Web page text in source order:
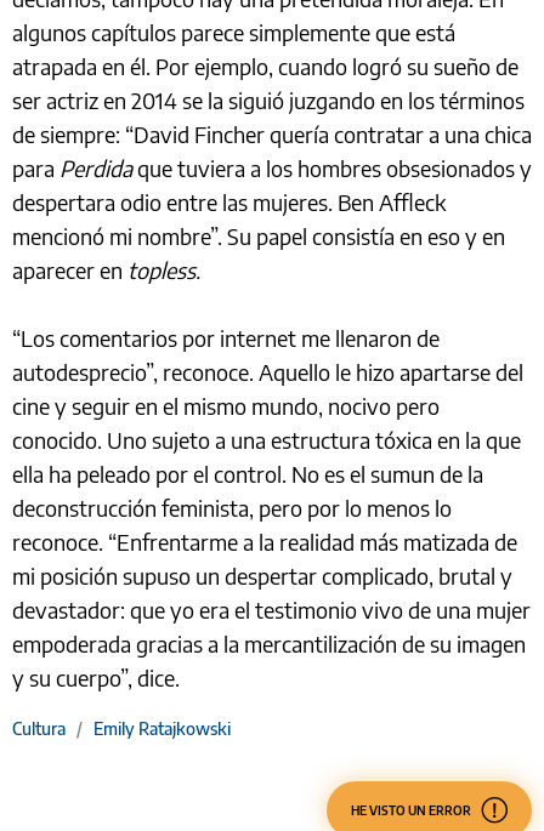
algunos capítulos parece simplemente que está
atrapada en él. Por ejemplo, cuando logró su sueño de
ser actriz en 2014 se la siguió juzgando en los términos
de siempre: “David Fincher quería contratar a una chica
para Perdidaque tuviera a los hombres obsesionados y
despertara odio entre las mujeres. Ben Affleck
mencionó mi nombre”. Su papel consistía en eso y en
aparecer en topless.
“Los comentarios por internet me llenaron de
autodesprecio”, reconoce. Aquello le hizo apartarse del
cine y seguir en el mismo mundo, nocivo pero
conocido. Uno sujeto a una estructura tóxica en la que
ella ha peleado por el control. No es el sumun de la
deconstrucción feminista, pero por lo menos lo
reconoce. “Enfrentarme a la realidad más matizada de
mi posición supuso un despertar complicado, brutal y
devastador: que yo era el testimonio vivo de una mujer
empoderada gracias a la mercantilización de su imagen
y su cuerpo”, dice.
Cultura / Emily Ratajkowski
HE VISTO UN ERROR